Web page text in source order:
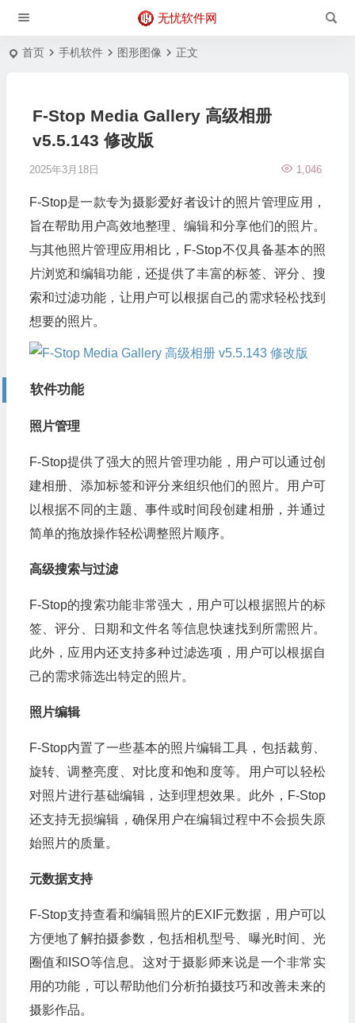
无忧软件网
首页 手机软件 图形图像 正文
F-Stop Media Gallery 高级相册
v5.5.143 修改版
2025年3月18日 1,046
F-Stop是一款专为摄影爱好者设计的照片管理应用，
旨在帮助用户高效地整理、编辑和分享他们的照片。
与其他照片管理应用相比，F-Stop不仅具备基本的照
片浏览和编辑功能，还提供了丰富的标签、评分、搜
索和过滤功能，让用户可以根据自己的需求轻松找到
想要的照片。
软件功能
照片管理
F-Stop提供了强大的照片管理功能，用户可以通过创
建相册、添加标签和评分来组织他们的照片。用户可
以根据不同的主题、事件或时间段创建相册，并通过
简单的拖放操作轻松调整照片顺序。
高级搜索与过滤
F-Stop的搜索功能非常强大，用户可以根据照片的标
签、评分、日期和文件名等信息快速找到所需照片。
此外，应用内还支持多种过滤选项，用户可以根据自
己的需求筛选出特定的照片。
照片编辑
F-Stop内置了一些基本的照片编辑工具，包括裁剪、
旋转、调整亮度、对比度和饱和度等。用户可以轻松
对照片进行基础编辑，达到理想效果。此外，F-Stop
还支持无损编辑，确保用户在编辑过程中不会损失原
始照片的质量。
元数据支持
F-Stop支持查看和编辑照片的EXIF元数据，用户可以
方便地了解拍摄参数，包括相机型号、曝光时间、光
圈值和ISO等信息。这对于摄影师来说是一个非常实
用的功能，可以帮助他们分析拍摄技巧和改善未来的
摄影作品。